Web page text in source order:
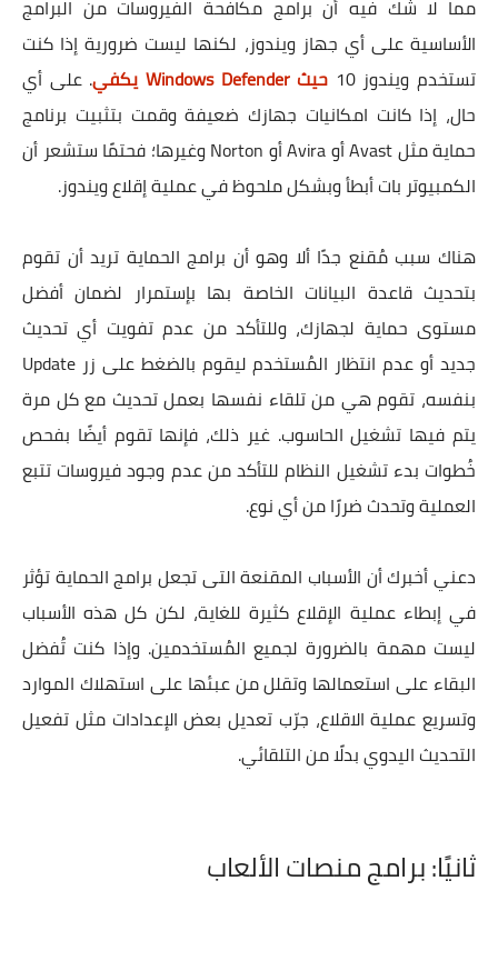
مما لا شك فيه أن برامج مكافحة الفيروسات من البرامج
الأساسية على أي جهاز ويندوز، لكنها ليست ضرورية إذا كنت
تستخدم ويندوز 10
حيث Windows Defender يكفي
. على أي
حال، إذا كانت امكانيات جهازك ضعيفة وقمت بتثبيت برنامج
حماية مثل Avast أو Avira أو Norton وغيرها؛ فحتمًا ستشعر أن
الكمبيوتر بات أبطأ وبشكل ملحوظ في عملية إقلاع ويندوز.
هناك سبب مُقنع جدًا ألا وهو أن برامج الحماية تريد أن تقوم
بتحديث قاعدة البيانات الخاصة بها بإستمرار لضمان أفضل
مستوى حماية لجهازك، وللتأكد من عدم تفويت أي تحديث
جديد أو عدم انتظار المُستخدم ليقوم بالضغط على زر Update
بنفسه، تقوم هي من تلقاء نفسها بعمل تحديث مع كل مرة
يتم فيها تشغيل الحاسوب. غير ذلك، فإنها تقوم أيضًا بفحص
خُطوات بدء تشغيل النظام للتأكد من عدم وجود فيروسات تتبع
العملية وتحدث ضررًا من أي نوع.
دعني أخبرك أن الأسباب المقنعة التى تجعل برامج الحماية تؤثر
في إبطاء عملية الإقلاع كثيرة للغاية، لكن كل هذه الأسباب
ليست مهمة بالضرورة لجميع المُستخدمين. وإذا كنت تُفضل
البقاء على استعمالها وتقلل من عبئها على استهلاك الموارد
وتسريع عملية الاقلاع، جرّب تعديل بعض الإعدادات مثل تفعيل
التحديث اليدوي بدلًا من التلقائي.
ثانيًا: برامج منصات الألعاب